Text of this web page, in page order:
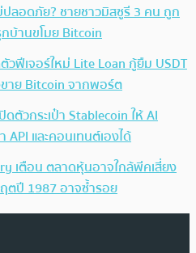
ปลอดภัย? ชายชาวมิสซูรี 3 คน ถูก
บ้านขโมย Bitcoin
วฟีเจอร์ใหม่ Lite Loan กู้ยืม USDT
าย Bitcoin จากพอร์ต
ดตัวกระเป๋า Stablecoin ให้ AI
API และคอนเทนต์เองได้
เตือน ตลาดหุ้นอาจใกล้พีคเสี่ยง
ตปี 1987 อาจซ้ำรอย